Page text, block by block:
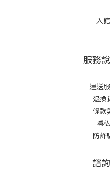
入
服務
運送
退換
條款
隱
防詐
諮